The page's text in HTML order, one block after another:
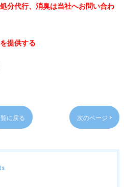
分代行、消臭は当社へお問い合わ
提供する
に戻る 次のページ >